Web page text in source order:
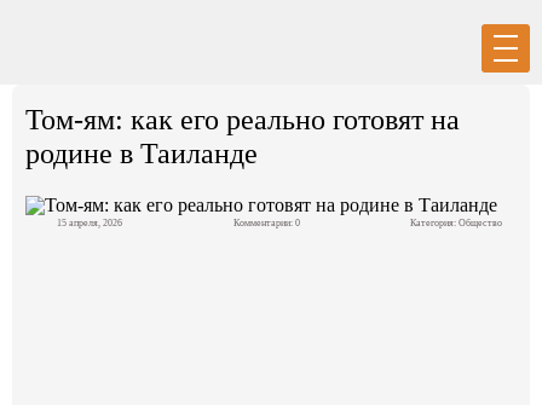
Том-ям: как его реально готовят на
родине в Таиланде
15 апреля, 2026 Комментарии: 0 Категория: Общество